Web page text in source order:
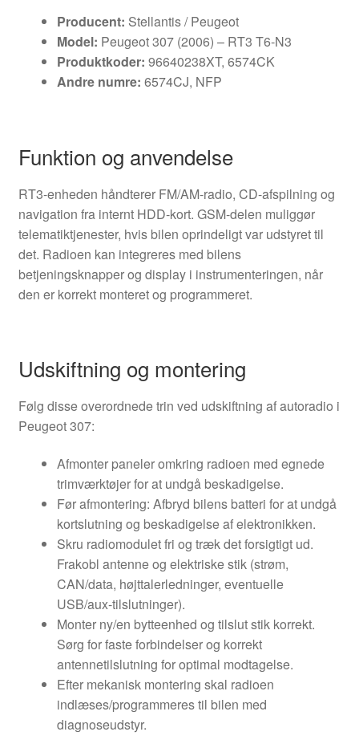
Producent: Stellantis / Peugeot
Model: Peugeot 307 (2006) – RT3 T6-N3
Produktkoder: 96640238XT, 6574CK
Andre numre: 6574CJ, NFP
Funktion og anvendelse
RT3-enheden håndterer FM/AM-radio, CD-afspilning og
navigation fra internt HDD-kort. GSM-delen muliggør
telematiktjenester, hvis bilen oprindeligt var udstyret til
det. Radioen kan integreres med bilens
betjeningsknapper og display i instrumenteringen, når
den er korrekt monteret og programmeret.
Udskiftning og montering
Følg disse overordnede trin ved udskiftning af autoradio i
Peugeot 307:
Afmonter paneler omkring radioen med egnede
trimværktøjer for at undgå beskadigelse.
Før afmontering: Afbryd bilens batteri for at undgå
kortslutning og beskadigelse af elektronikken.
Skru radiomodulet fri og træk det forsigtigt ud.
Frakobl antenne og elektriske stik (strøm,
CAN/data, højttalerledninger, eventuelle
USB/aux-tilslutninger).
Monter ny/en bytteenhed og tilslut stik korrekt.
Sørg for faste forbindelser og korrekt
antennetilslutning for optimal modtagelse.
Efter mekanisk montering skal radioen
indlæses/programmeres til bilen med
diagnoseudstyr.